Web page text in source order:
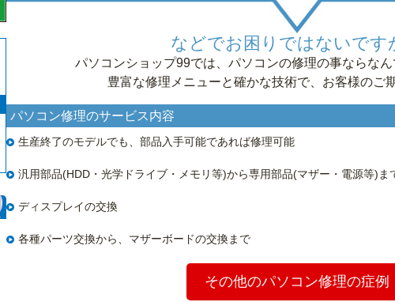
などでお困りではないです
パソコンショップ99では、パソコンの修理の事ならな
豊富な修理メニューと確かな技術で、お客様のご
パソコン修理のサービス内容
生産終了のモデルでも、部品入手可能であれば修理可能
汎用部品(HDD・光学ドライブ・メモリ等)から専用部品(マザー・電源等)ま
ディスプレイの交換
各種パーツ交換から、マザーボードの交換まで
その他のパソコン修理の症例